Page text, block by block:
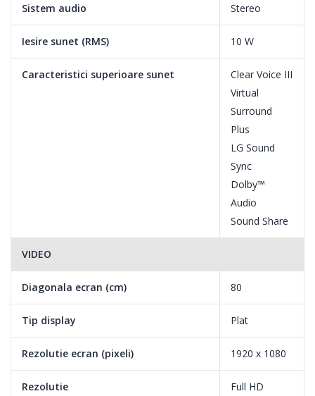
Dynamic Color Enhancer
Procesorul de imagine avansat regleaza culoarea, pentru
pe ecranul televizorului tau.
Procesor Quad Core,
Sistem audio Stereo
Iesire sunet (RMS) 10 W
Caracteristici superioare sunet
Clear Voice III
Virtual
Surround
Plus
LG Sound
Sync
Dolby™
Audio
Sound Share
VIDEO
Diagonala ecran (cm) 80
Tip display Plat
Rezolutie ecran (pixeli) 1920 x 1080
Rezolutie Full HD